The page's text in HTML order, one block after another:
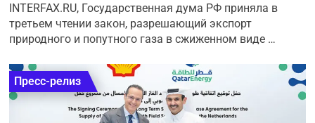
INTERFAX.RU, Государственная дума РФ приняла в
третьем чтении закон, разрешающий экспорт
природного и попутного газа в сжиженном виде …
Пресс-релиз